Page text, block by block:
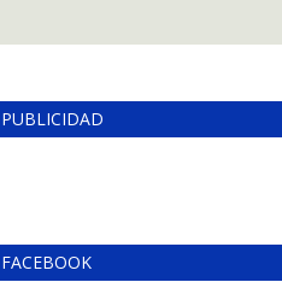
PUBLICIDAD
FACEBOOK